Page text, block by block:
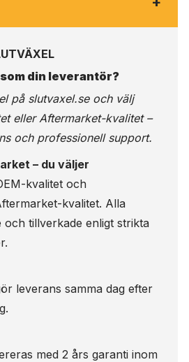
din leverantör?
på slutvaxel.seoch välj
eller Aftermarket-kvalitet –
och professionell support.
– du väljer
kvalitet och
kvalitet. Alla
och tillverkade enligt strikta
leverans samma dag efter
med 2 års garanti inom